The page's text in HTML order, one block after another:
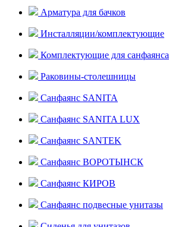
Арматура для бачков
Инсталляции/комплектующие
Комплектующие для санфаянса
Раковины-столешницы
Санфаянс SANITA
Санфаянс SANITA LUX
Санфаянс SANTEK
Санфаянс ВОРОТЫНСК
Санфаянс КИРОВ
Санфаянс подвесные унитазы